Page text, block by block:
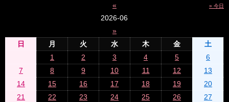
«
2026-06
»
» 今日
日 月 火 水 木 金
土
1
2 3 4 5
6
7
8 9 10 11 12
13
14
15 16 17 18 19
20
21
22 23 24 25 26
27